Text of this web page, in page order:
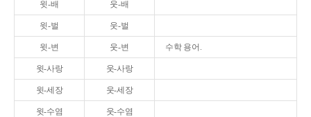
윗-배 웃-배
윗-벌 웃-벌
윗-변 웃-변 수학 용어.
윗-사랑 웃-사랑
윗-세장 웃-세장
윗-수염 웃-수염